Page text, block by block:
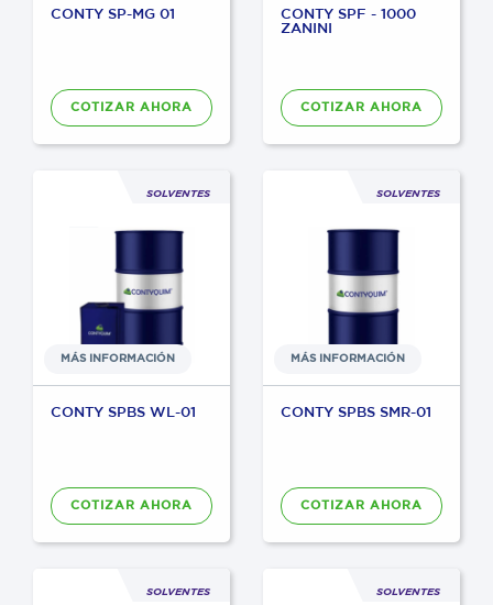
CONTY SP-MG 01
COTIZAR AHORA
CONTY SPF - 1000
ZANINI
COTIZAR AHORA
SOLVENTES
MÁS INFORMACIÓN
CONTY SPBS WL-01
COTIZAR AHORA
SOLVENTES
MÁS INFORMACIÓN
CONTY SPBS SMR-01
COTIZAR AHORA
SOLVENTES SOLVENTES